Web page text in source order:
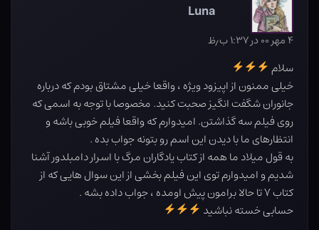
Luna
۴ مهر ۰۰ در ۱:۳۷ ب٫ظ
سلام
خیلی ممنون از اپیزود ویژه ، واقعا خیلی مشتاق بودم که درباره
جانوران شگفت انگیز صحبت کنید. مخصوصا با توجه به اسمی که
روی فیلم سه گذاشتن. امیدوارم که واقعا فیلم خوبی باشه و
انتظارهای ما با دیدن این اسم رو بتونه جواب بده .
به قول میلاد ما همه از کتاب یادگاران مرگ با اسرار دامبلدور آشنا
شدیم و امیدوارم توی این فیلم بخشی از این سوال هایی که از
کتاب ۷ تا حالا برامون پیش اومده ، جواب داده بشه .
حسابی خسته نباشید